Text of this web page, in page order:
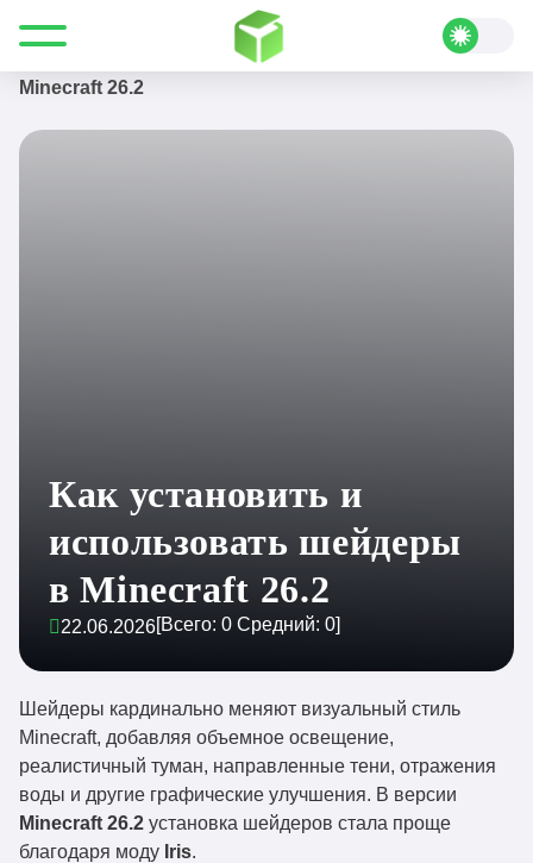
Все для Minecraft
Блог Майнкрафт
Как установить и использовать шейдеры в
Minecraft 26.2
Как установить и
использовать шейдеры
в Minecraft 26.2
22.06.2026[Всего: 0 Средний: 0]
Шейдеры кардинально меняют визуальный стиль
Minecraft, добавляя объемное освещение,
реалистичный туман, направленные тени, отражения
воды и другие графические улучшения. В версии
Minecraft 26.2 установка шейдеров стала проще
благодаря моду Iris.